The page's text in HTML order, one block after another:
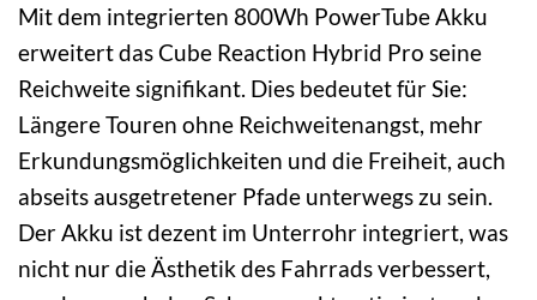
Mit dem integrierten 800Wh PowerTube Akku
erweitert das Cube Reaction Hybrid Pro seine
Reichweite signifikant. Dies bedeutet für Sie:
Längere Touren ohne Reichweitenangst, mehr
Erkundungsmöglichkeiten und die Freiheit, auch
abseits ausgetretener Pfade unterwegs zu sein.
Der Akku ist dezent im Unterrohr integriert, was
nicht nur die Ästhetik des Fahrrads verbessert,